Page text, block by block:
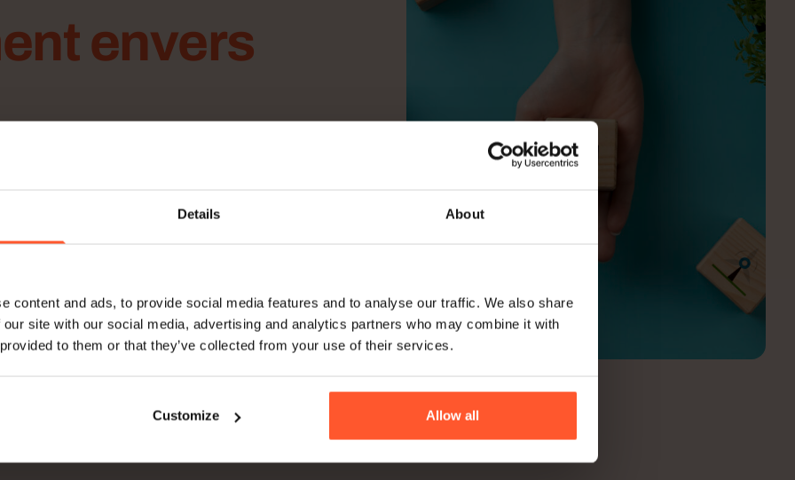
Details About
content and ads, to provide social media features and to analyse our traffic. We also share
site with our social media, advertising and analytics partners who may combine it with
to them or that they’ve collected from your use of their services.
Customize Allow all
envers
d’informations en matière de
et la responsabilité dans nos
adéquation avec cette nouvelle norme,
engagement envers des opérations